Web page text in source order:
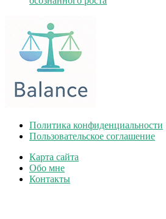
Политика конфиденциальности
Пользовательское соглашение
Карта сайта
Обо мне
Контакты